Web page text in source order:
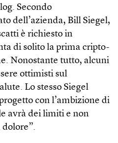
Secondo
dell’azienda, Bill Siegel,
è richiesto in
di solito la prima cripto-
Nonostante tutto, alcuni
ottimisti sul
Lo stesso Siegel
con l’ambizione di
avrà dei limiti e non
dolore”.